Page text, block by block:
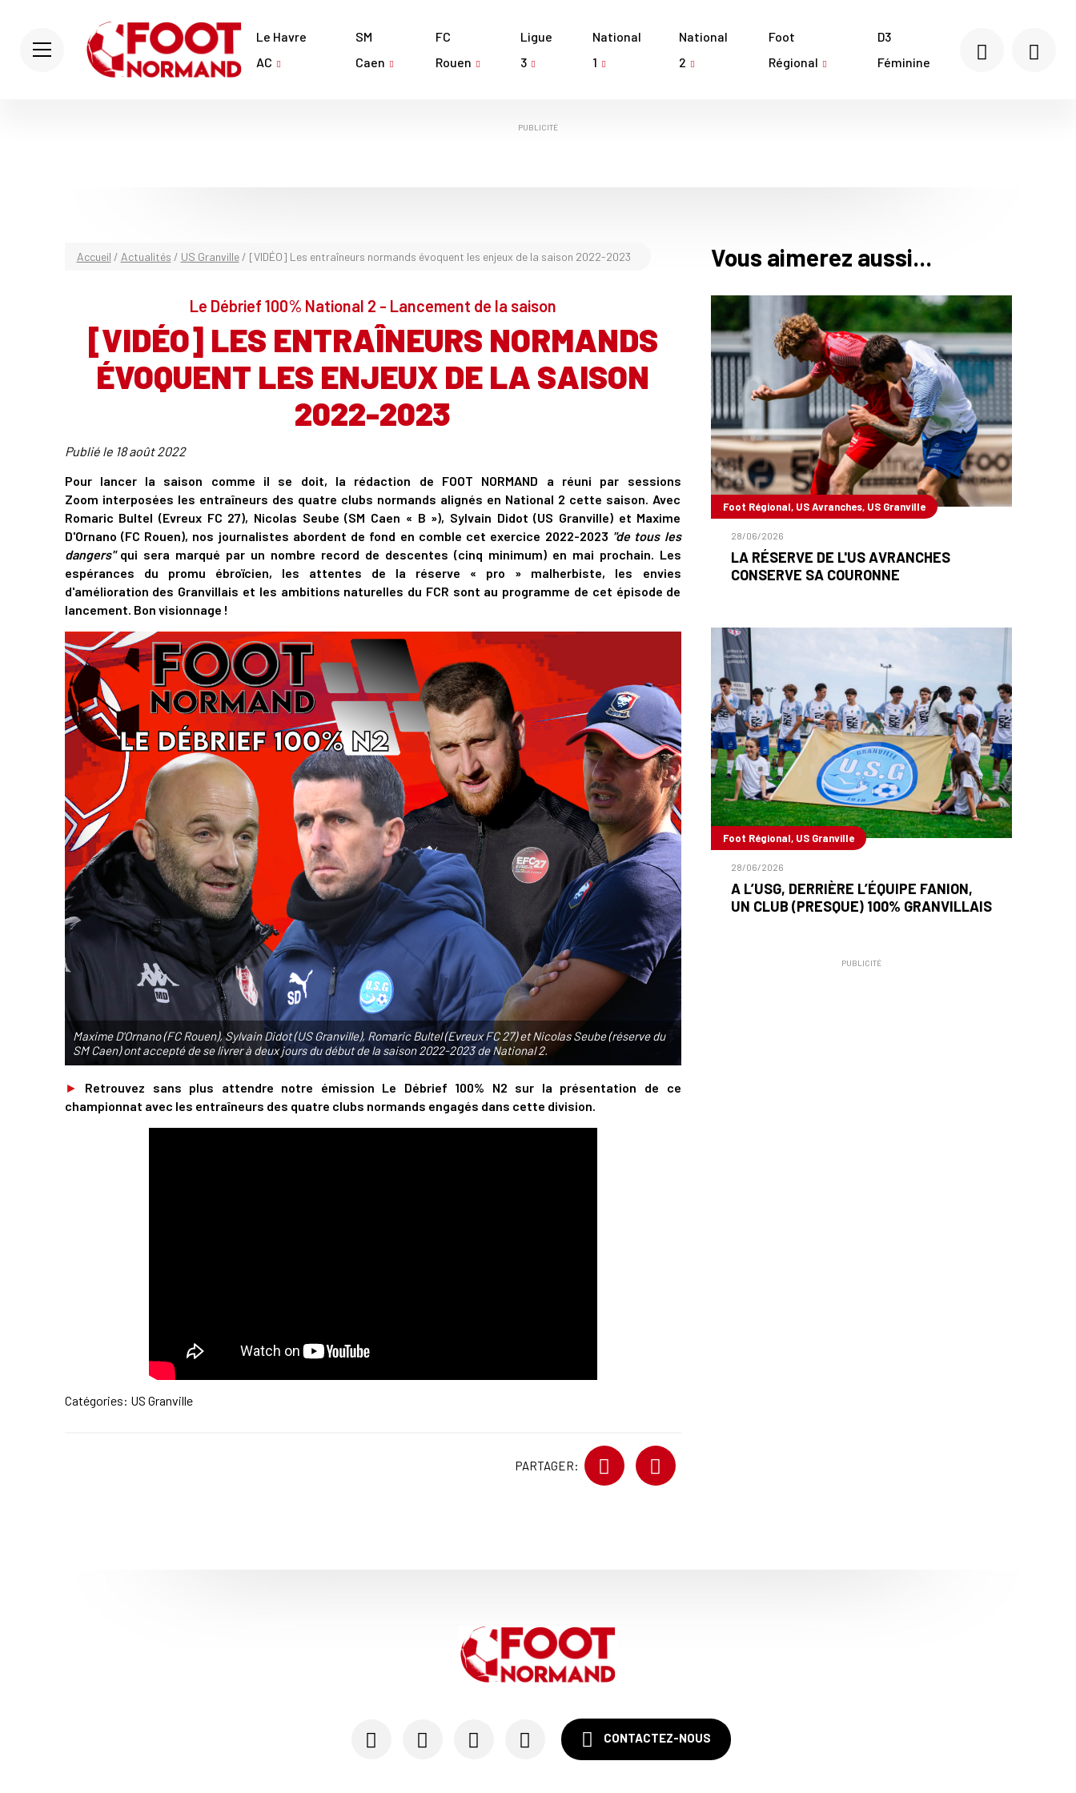
Le Havre
AC
SM
Caen
FC
Rouen
Ligue
3
National
1
National
2
Foot
Régional
D3
Féminine
PUBLICITÉ
Accueil / Actualités / US Granville/ [VIDÉO] Les entraîneurs normands évoquent les enjeux de la saison 2022-2023
Le Débrief 100% National 2 - Lancement de la saison
[VIDÉO] LES ENTRAÎNEURS NORMANDS
ÉVOQUENT LES ENJEUX DE LA SAISON
2022-2023
Publié le 18 août 2022
Pour lancer la saison comme il se doit, la rédaction de FOOT NORMAND a réuni par sessions
Zoom interposées les entraîneurs des quatre clubs normands alignés en National 2 cette saison. Avec
Romaric Bultel (Evreux FC 27), Nicolas Seube (SM Caen « B »), Sylvain Didot (US Granville) et Maxime
D'Ornano (FC Rouen), nos journalistes abordent de fond en comble cet exercice 2022-2023 "de tous les
dangers"qui sera marqué par un nombre record de descentes (cinq minimum) en mai prochain. Les
espérances du promu ébroïcien, les attentes de la réserve « pro » malherbiste, les envies
d'amélioration des Granvillais et les ambitions naturelles du FCR sont au programme de cet épisode de
lancement. Bon visionnage !
Maxime D'Ornano (FC Rouen), Sylvain Didot (US Granville), Romaric Bultel (Evreux FC 27) et Nicolas Seube (réserve du
SM Caen) ont accepté de se livrer à deux jours du début de la saison 2022-2023 de National 2.
►
Retrouvez sans plus attendre notre émission Le Débrief 100% N2 sur la présentation de ce
championnat avec les entraîneurs des quatre clubs normands engagés dans cette division.
Catégories: US Granville
PARTAGER:
Vous aimerez aussi...
Foot Régional, US Avranches, US Granville
28/06/2026
LA RÉSERVE DE L'US AVRANCHES
CONSERVE SA COURONNE
Foot Régional, US Granville
28/06/2026
A L’USG, DERRIÈRE L’ÉQUIPE FANION,
UN CLUB (PRESQUE) 100% GRANVILLAIS
PUBLICITÉ
CONTACTEZ-NOUS